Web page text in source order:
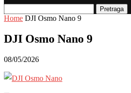
Pretraga
Home DJI Osmo Nano 9
DJI Osmo Nano 9
08/05/2026